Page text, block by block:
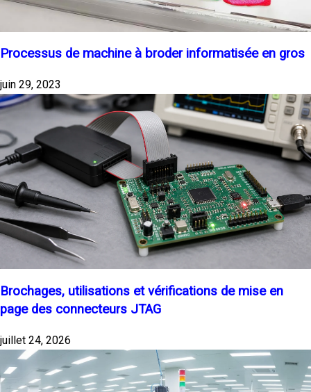
Processus de machine à broder informatisée en gros
juin 29, 2023
Brochages, utilisations et vérifications de mise en
page des connecteurs JTAG
juillet 24, 2026